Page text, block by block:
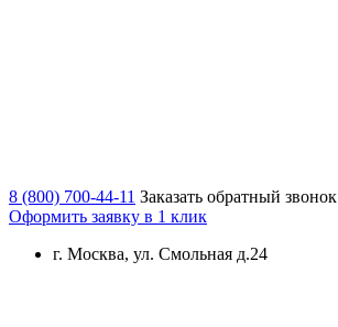
8 (800) 700-44-11 Заказать обратный звонок
Оформить заявку в 1 клик
г. Москва, ул. Смольная д.24